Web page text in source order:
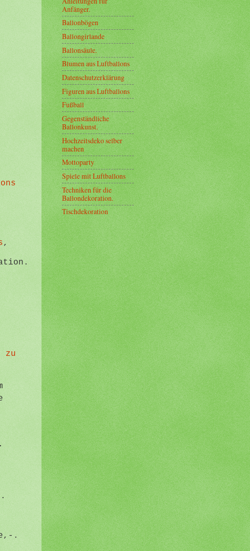
,
zu
.
Anfänger.
Ballonbögen
Ballongirlande
Ballonsäule.
Blumen aus Luftballons
Datenschutzerklärung
Figuren aus Luftballons
Fußball
Gegenständliche
Ballonkunst.
Hochzeitsdeko selber
machen
Mottoparty
Spiele mit Luftballons
Techniken für die
Ballondekoration.
Tischdekoration